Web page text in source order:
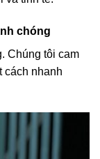
chóng
Chúng tôi cam
cách nhanh